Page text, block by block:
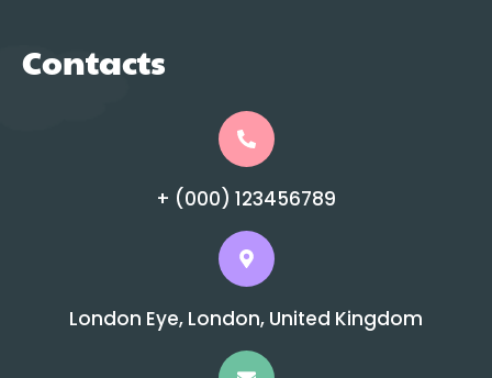
Contacts
+ (000) 123456789
London Eye, London, United Kingdom